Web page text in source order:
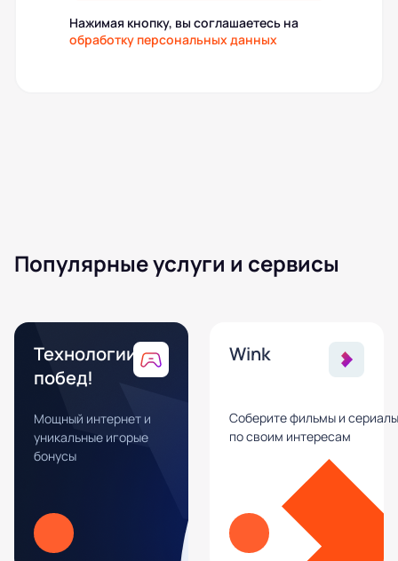
Нажимая кнопку, вы соглашаетесь на
обработку персональных данных
Популярные услуги и сервисы
Технологии
побед!
Мощный интернет и
уникальные игорые
бонусы
Wink
Соберите фильмы и сериалы
по своим интересам